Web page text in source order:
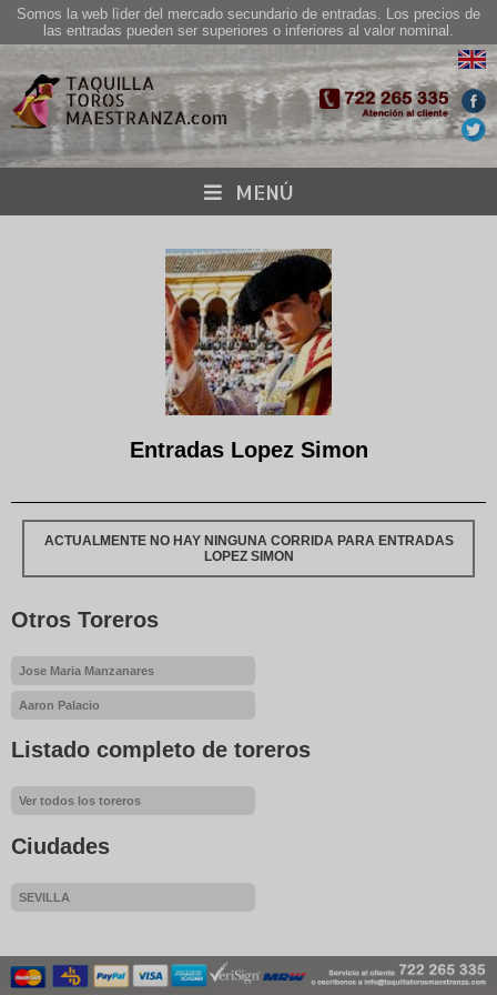
Somos la web lìder del mercado secundario de entradas. Los precios de
las entradas pueden ser superiores o inferiores al valor nominal.
MENÚ
Entradas Lopez Simon
ACTUALMENTE NO HAY NINGUNA CORRIDA PARA ENTRADAS
LOPEZ SIMON
Otros Toreros
Jose Maria Manzanares
Aaron Palacio
Listado completo de toreros
Ver todos los toreros
Ciudades
SEVILLA